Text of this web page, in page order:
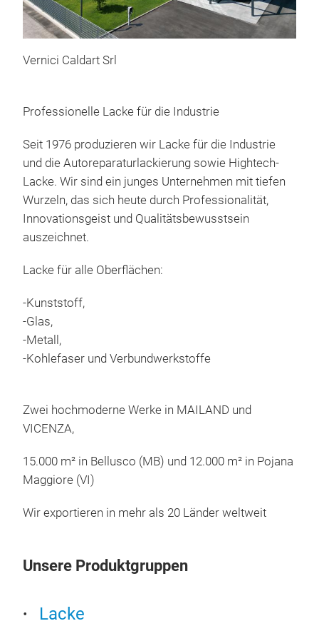
Vernici Caldart Srl
Professionelle Lacke für die Industrie
Seit 1976 produzieren wir Lacke für die Industrie
und die Autoreparaturlackierung sowie Hightech-
Lacke. Wir sind ein junges Unternehmen mit tiefen
Wurzeln, das sich heute durch Professionalität,
Innovationsgeist und Qualitätsbewusstsein
auszeichnet.
Lacke für alle Oberflächen:
-Kunststoff,
-Glas,
-Metall,
-Kohlefaser und Verbundwerkstoffe
Zwei hochmoderne Werke in MAILAND und
VICENZA,
15.000 m² in Bellusco (MB) und 12.000 m² in Pojana
Maggiore (VI)
Wir exportieren in mehr als 20 Länder weltweit
Unsere Produktgruppen
Lacke